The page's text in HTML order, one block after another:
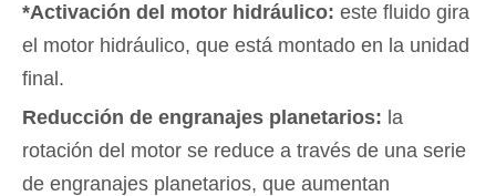
*Activación del motor hidráulico: este fluido gira
el motor hidráulico, que está montado en la unidad
final.
Reducción de engranajes planetarios: la
rotación del motor se reduce a través de una serie
de engranajes planetarios, que aumentan